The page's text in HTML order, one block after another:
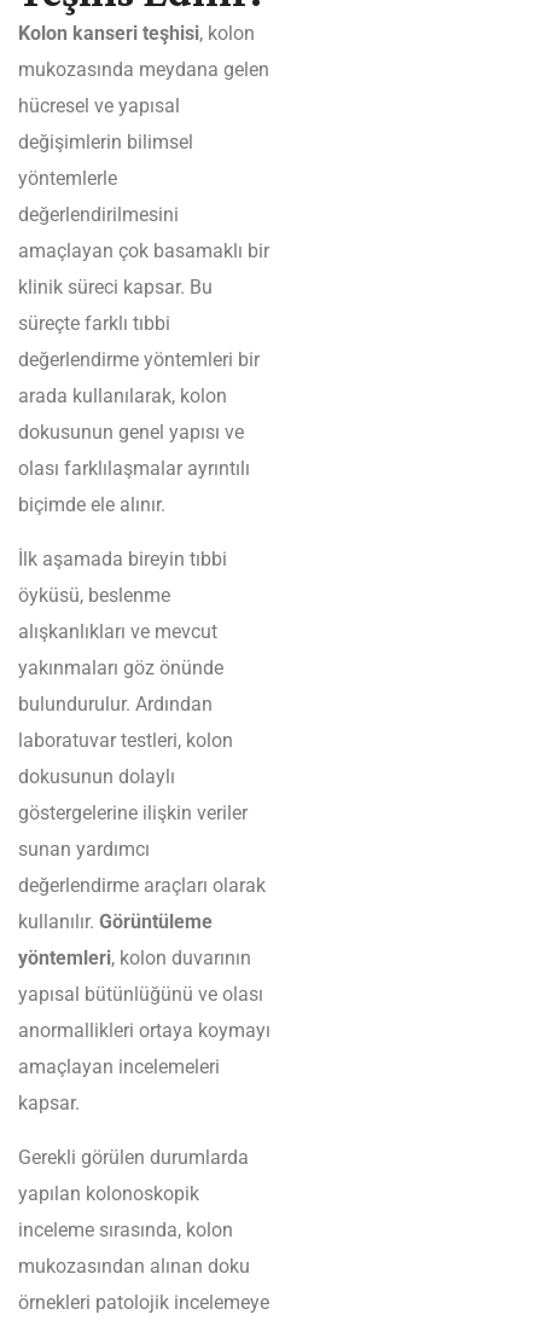
Kolon kanseri teşhisi, kolon
mukozasında meydana gelen
hücresel ve yapısal
değişimlerin bilimsel
yöntemlerle
değerlendirilmesini
amaçlayan çok basamaklı bir
klinik süreci kapsar. Bu
süreçte farklı tıbbi
değerlendirme yöntemleri bir
arada kullanılarak, kolon
dokusunun genel yapısı ve
olası farklılaşmalar ayrıntılı
biçimde ele alınır.
İlk aşamada bireyin tıbbi
öyküsü, beslenme
alışkanlıkları ve mevcut
yakınmaları göz önünde
bulundurulur. Ardından
laboratuvar testleri, kolon
dokusunun dolaylı
göstergelerine ilişkin veriler
sunan yardımcı
değerlendirme araçları olarak
kullanılır. Görüntüleme
yöntemleri, kolon duvarının
yapısal bütünlüğünü ve olası
anormallikleri ortaya koymayı
amaçlayan incelemeleri
kapsar.
Gerekli görülen durumlarda
yapılan kolonoskopik
inceleme sırasında, kolon
mukozasından alınan doku
örnekleri patolojik incelemeye